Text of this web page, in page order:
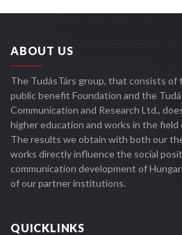
ABOUT US
The TudásTárs group, that consists
public benefit Foundation and the
Communication and Research Ltd.,
higher education and works in the field
The results we obtain with both our
works directly influence the social
communication development of
of our partner institutions.
QUICKLINKS